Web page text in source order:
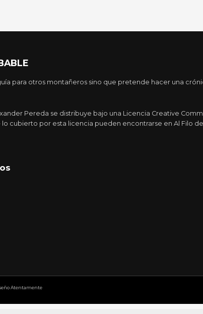
para otros montañeros sino que pretende hacer una
Pereda se distribuye bajo una Licencia Creative
lo cubierto por esta licencia pueden encontrarse en Al Filo
Atentamente